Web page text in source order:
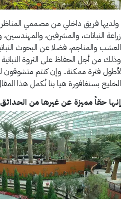
ولديها فريق داخلي من مصممي المناظر
زراعة النباتات، والمشرفين،
العشب والمناجم، فضلا عن البحوث
وذلك من أجل الحفاظ على الثروة
لأطول فترة ممكنة.. وإن كنتم متشوقون
الخليج بسنغافورة هيا بنا نُكمل هذا
إنها حقاً مميزة عن غيرها من